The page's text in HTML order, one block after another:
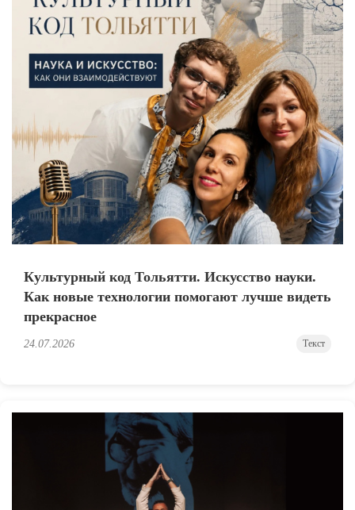
Культурный код Тольятти. Искусство науки.
Как новые технологии помогают лучше видеть
прекрасное
24.07.2026 Текст